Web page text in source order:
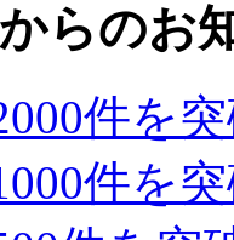
らのお
件を
件を